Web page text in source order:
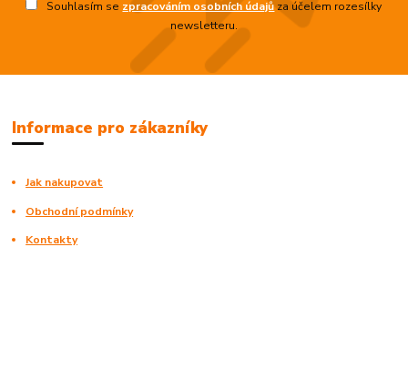
Souhlasím se zpracováním osobních údajůza účelem rozesílky
newsletteru.
Informace pro zákazníky
Jak nakupovat
Obchodní podmínky
Kontakty